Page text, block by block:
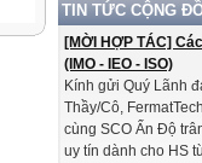
TIN TỨC CỘNG
[MỜI HỢP TÁC]
(IMO - IEO - ISO)
Kính gửi Quý Lãnh
Thầy/Cô,
cùng SCO Ấn Độ
uy tín dành cho HS